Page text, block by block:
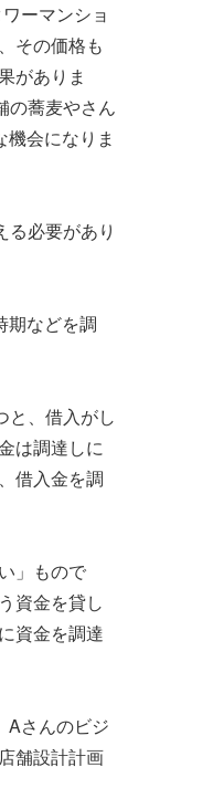
ーマンショ
その価格も
がありま
の蕎麦やさん
会になりま
必要があり
期などを調
と、借入がし
は調達しに
借入金を調
」もので
資金を貸し
資金を調達
Aさんのビジ
舗設計計画